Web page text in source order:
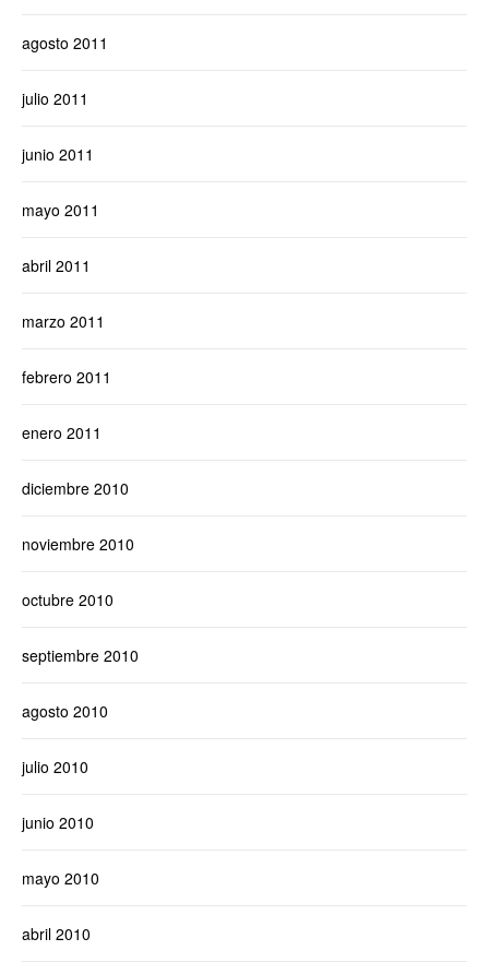
agosto 2011
julio 2011
junio 2011
mayo 2011
abril 2011
marzo 2011
febrero 2011
enero 2011
diciembre 2010
noviembre 2010
octubre 2010
septiembre 2010
agosto 2010
julio 2010
junio 2010
mayo 2010
abril 2010